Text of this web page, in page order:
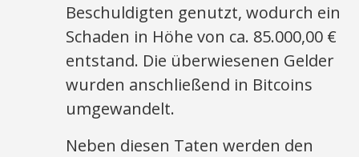
Beschuldigten genutzt, wodurch ein
Schaden in Höhe von ca. 85.000,00 €
entstand. Die überwiesenen Gelder
wurden anschließend in Bitcoins
umgewandelt.
Neben diesen Taten werden den